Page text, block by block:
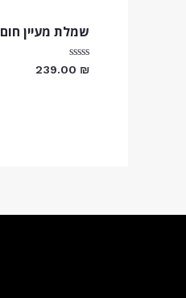
שמלת מעיין חום
דורג239.00 ₪